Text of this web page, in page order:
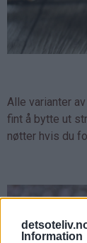
Information
Alle varianter
fint å bytte ut
nøtter hvis du